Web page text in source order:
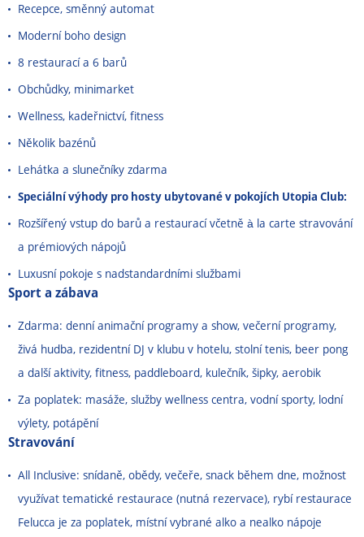
Recepce, směnný automat
Moderní boho design
8 restaurací a 6 barů
Obchůdky, minimarket
Wellness, kadeřnictví, fitness
Několik bazénů
Lehátka a slunečníky zdarma
Speciální výhody pro hosty ubytované v pokojích Utopia Club:
Rozšířený vstup do barů a restaurací včetně à la carte stravování
a prémiových nápojů
Luxusní pokoje s nadstandardními službami
Sport a zábava
Zdarma: denní animační programy a show, večerní programy,
živá hudba, rezidentní DJ v klubu v hotelu, stolní tenis, beer pong
a další aktivity, fitness, paddleboard, kulečník, šipky, aerobik
Za poplatek: masáže, služby wellness centra, vodní sporty, lodní
výlety, potápění
Stravování
All Inclusive: snídaně, obědy, večeře, snack během dne, možnost
využívat tematické restaurace (nutná rezervace), rybí restaurace
Felucca je za poplatek, místní vybrané alko a nealko nápoje